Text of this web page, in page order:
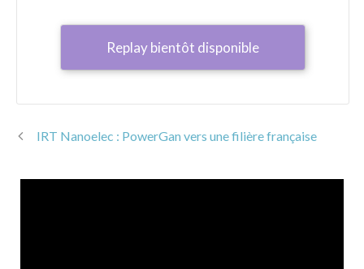
Replay bientôt disponible
IRT Nanoelec : PowerGan vers une filière française